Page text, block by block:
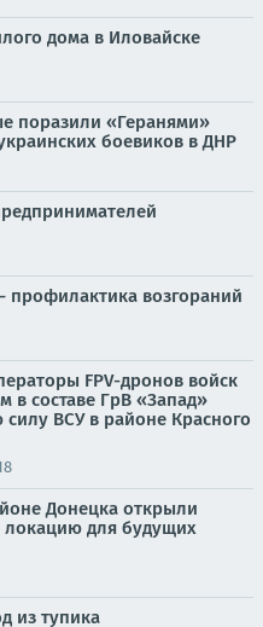
дома в Иловайске
поразили «Геранями»
боевиков в ДНР
профилактика возгораний
FPV-дронов войск
в составе ГрВ «Запад»
ВСУ в районе Красного
Донецка открыли
для будущих
из тупика